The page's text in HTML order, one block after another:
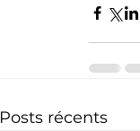
Posts récents